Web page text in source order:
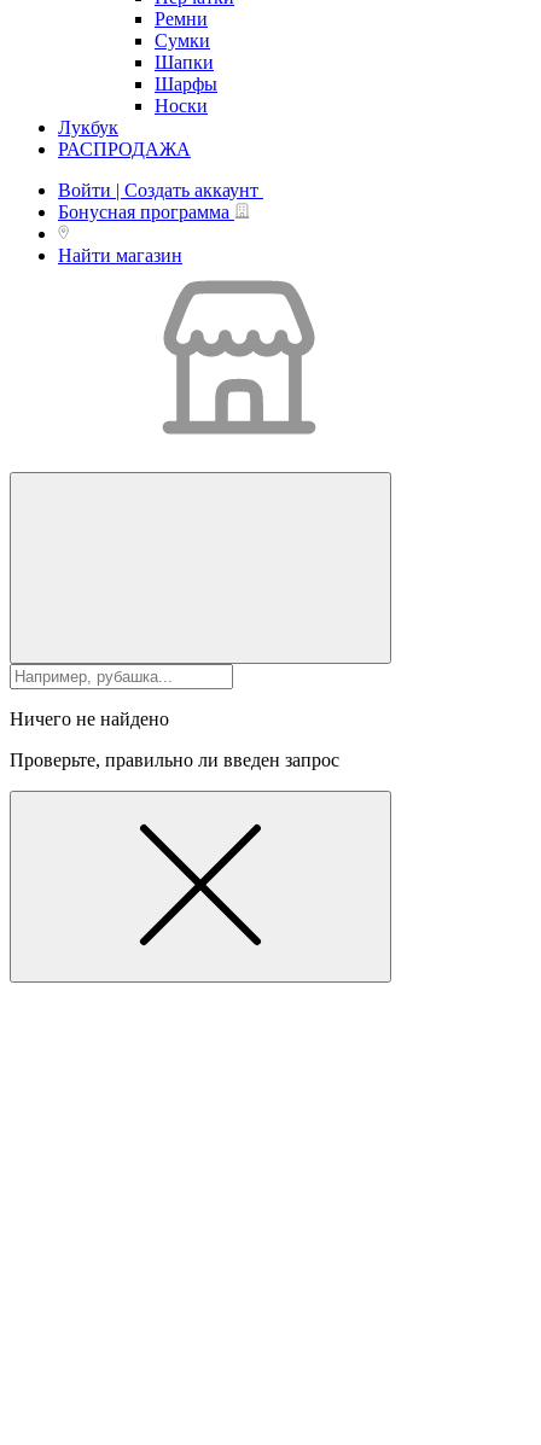
Ремни
Сумки
Шапки
Шарфы
Носки
Лукбук
РАСПРОДАЖА
Войти | Создать аккаунт
Бонусная программа
Найти магазин
Ничего не найдено
Проверьте, правильно ли введен запрос